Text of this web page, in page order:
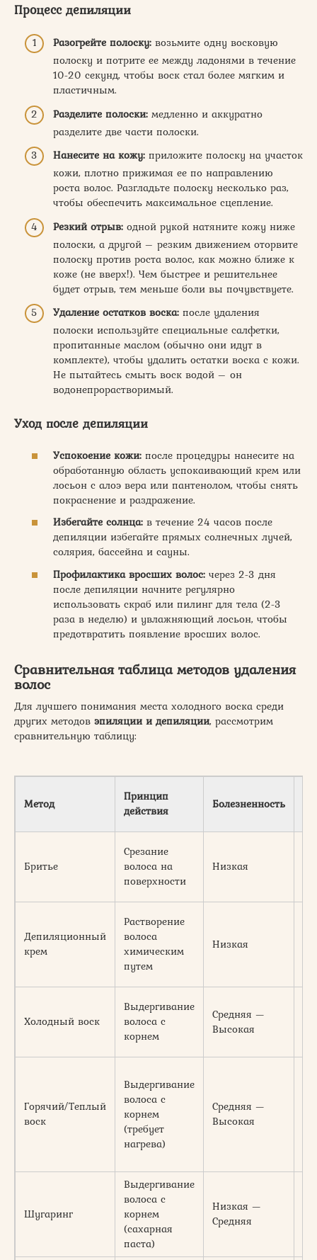
Процесс депиляции
Разогрейте полоску: возьмите одну восковую
полоску и потрите ее между ладонями в течение
10-20 секунд, чтобы воск стал более мягким и
пластичным.
Разделите полоски: медленно и аккуратно
разделите две части полоски.
Нанесите на кожу: приложите полоску на участок
кожи, плотно прижимая ее по направлению
роста волос. Разгладьте полоску несколько раз,
чтобы обеспечить максимальное сцепление.
Резкий отрыв: одной рукой натяните кожу ниже
полоски, а другой – резким движением оторвите
полоску против роста волос, как можно ближе к
коже (не вверх!). Чем быстрее и решительнее
будет отрыв, тем меньше боли вы почувствуете.
Удаление остатков воска: после удаления
полоски используйте специальные салфетки,
пропитанные маслом (обычно они идут в
комплекте), чтобы удалить остатки воска с кожи.
Не пытайтесь смыть воск водой – он
водонепрорастворимый.
Уход после депиляции
Успокоение кожи: после процедуры нанесите на
обработанную область успокаивающий крем или
лосьон с алоэ вера или пантенолом, чтобы снять
покраснение и раздражение.
Избегайте солнца: в течение 24 часов после
депиляции избегайте прямых солнечных лучей,
солярия, бассейна и сауны.
Профилактика вросших волос: через 2-3 дня
после депиляции начните регулярно
использовать скраб или пилинг для тела (2-3
раза в неделю) и увлажняющий лосьон, чтобы
предотвратить появление вросших волос.
Сравнительная таблица методов удаления
волос
Для лучшего понимания места холодного воска среди
других методов эпиляции и депиляции, рассмотрим
сравнительную таблицу:
Метод
Принцип
действия
Болезненность
Бритье
Срезание
волоса на
поверхности
Низкая
Депиляционный
крем
Растворение
волоса
химическим
путем
Низкая
Холодный воск
Выдергивание
волоса с
корнем
Средняя —
Высокая
Горячий/Теплый
воск
Выдергивание
волоса с
корнем
(требует
нагрева)
Средняя —
Высокая
Шугаринг
Выдергивание
волоса с
корнем
(сахарная
паста)
Низкая —
Средняя